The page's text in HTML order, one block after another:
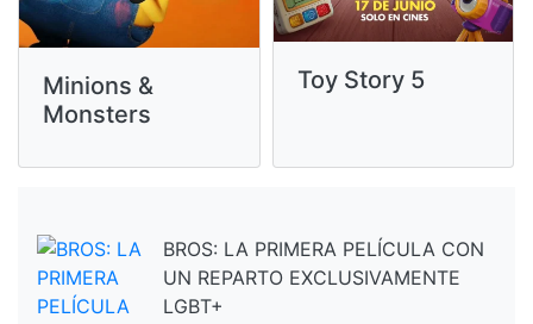
Minions &
Monsters
Toy Story 5
BROS: LA PRIMERA PELÍCULA CON
UN REPARTO EXCLUSIVAMENTE
LGBT+